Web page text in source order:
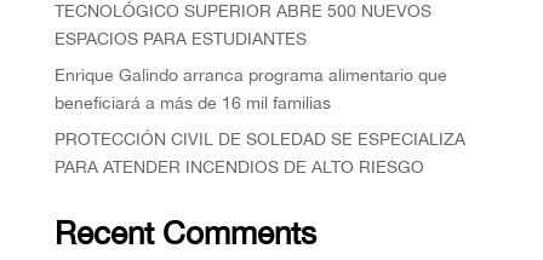
TECNOLÓGICO SUPERIOR ABRE 500 NUEVOS
ESPACIOS PARA ESTUDIANTES
Enrique Galindo arranca programa alimentario que
beneficiará a más de 16 mil familias
PROTECCIÓN CIVIL DE SOLEDAD SE ESPECIALIZA
PARA ATENDER INCENDIOS DE ALTO RIESGO
Recent Comments